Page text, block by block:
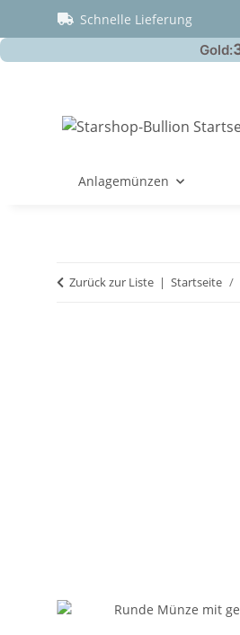
Schnelle Lieferung
Anlagemünzen
Zurück zur Liste Startseite